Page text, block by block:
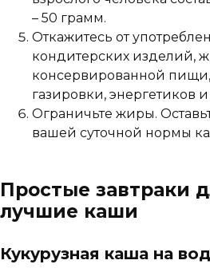
– 50 грамм.
Откажитесь от
кондитерских изделий,
консервированной пищи,
газировки, энергетиков и
Ограничьте жиры.
вашей суточной нормы
Простые завтраки
лучшие каши
Кукурузная каша на